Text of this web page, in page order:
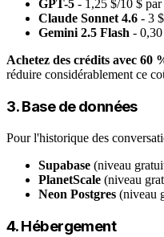
GPT-5 - 1,25 $/10 $
Claude Sonnet 4.6 - 3
Gemini 2.5 Flash -
Achetez des crédits avec 60
réduire considérablement ce
3. Base de données
Pour l'historique des
Supabase (niveau
PlanetScale (niveau
Neon Postgres (niveau
4. Hébergement